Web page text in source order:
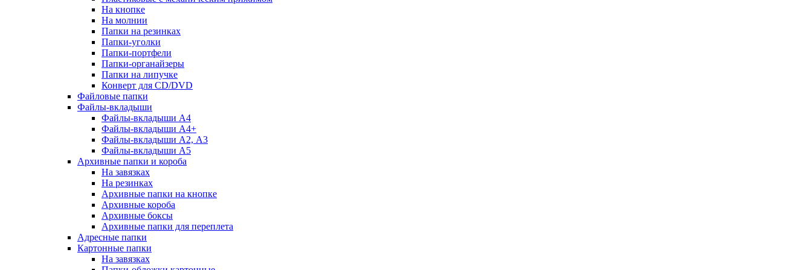
На кнопке
На молнии
Папки на резинках
Папки-уголки
Папки-портфели
Папки-органайзеры
Папки на липучке
Конверт для CD/DVD
Файловые папки
Файлы-вкладыши
Файлы-вкладыши А4
Файлы-вкладыши А4+
Файлы-вкладыши А2, А3
Файлы-вкладыши А5
Архивные папки и короба
На завязках
На резинках
Архивные папки на кнопке
Архивные короба
Архивные боксы
Архивные папки для переплета
Адресные папки
Картонные папки
На завязках